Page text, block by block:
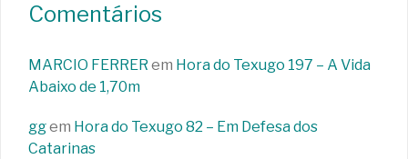
Comentários
MARCIO FERRER em Hora do Texugo 197 – A Vida
Abaixo de 1,70m
ggem Hora do Texugo 82 – Em Defesa dos
Catarinas